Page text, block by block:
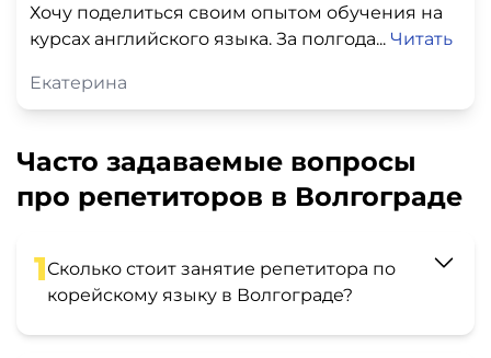
Хочу поделиться своим опытом обучения на
курсах английского языка. За полгода... Читать
Екатерина
Часто задаваемые вопросы
про репетиторов в Волгограде
1Сколько стоит занятие репетитора по
корейскому языку в Волгограде?